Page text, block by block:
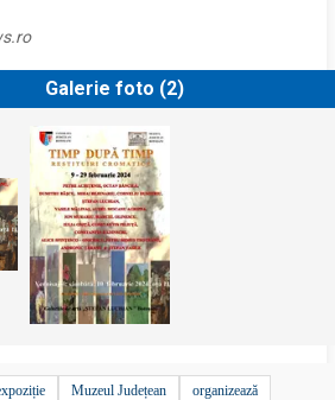
Galerie foto (2)
Muzeul Județean
organizează